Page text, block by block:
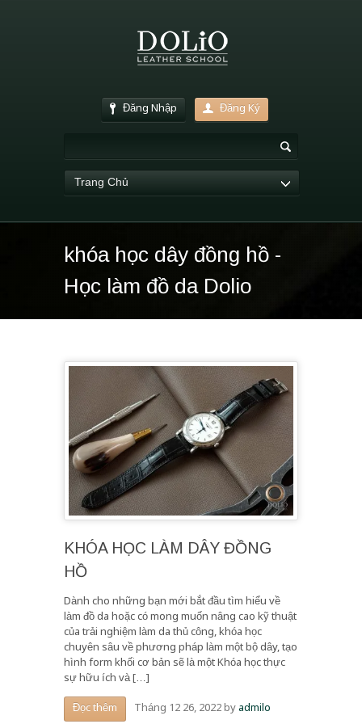
Đăng Nhập Đăng Ký
Trang Chủ
khóa học dây đồng hồ -
Học làm đồ da Dolio
KHÓA HỌC LÀM DÂY ĐỒNG
HỒ
Dành cho những bạn mới bắt đầu tìm hiểu về
làm đồ da hoặc có mong muốn nâng cao kỹ thuật
của trải nghiệm làm da thủ công, khóa học
chuyên sâu về phương pháp làm một bộ dây, tạo
hình form khối cơ bản sẽ là một Khóa học thực
sự hữu ích và […]
Đọc thêm Tháng 12 26, 2022byadmilo